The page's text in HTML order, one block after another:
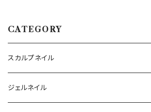
CATEGORY
スカルプネイル
アクリルジェル
ジェルネイル